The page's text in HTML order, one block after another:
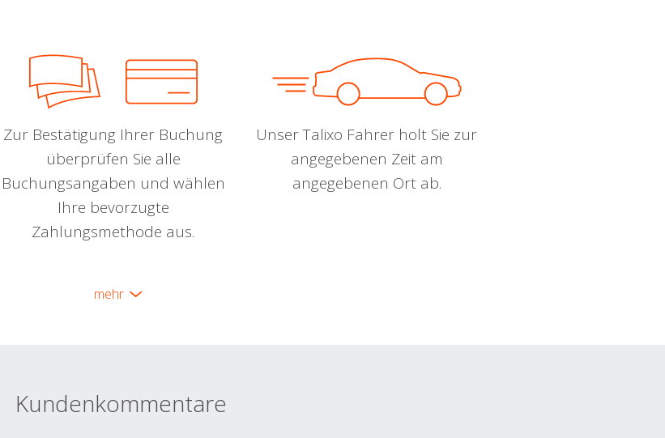
Zur Bestätigung Ihrer Buchung
überprüfen Sie alle
Buchungsangaben und wählen
Ihre bevorzugte
Zahlungsmethode aus.
Unser Talixo Fahrer holt Sie zur
angegebenen Zeit am
angegebenen Ort ab.
mehr
Kundenkommentare